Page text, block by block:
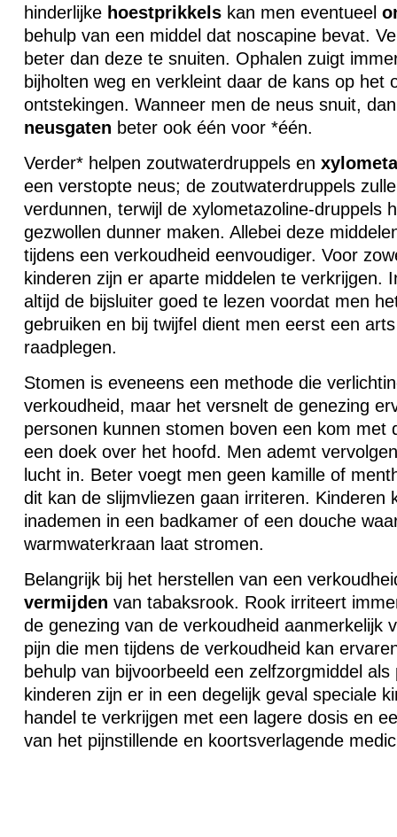
hinderlijke hoestprikkelskan men eventueel
behulp van een middel dat noscapine bevat.
beter dan deze te snuiten. Ophalen zuigt
bijholten weg en verkleint daar de kans op het
ontstekingen. Wanneer men de neus snuit,
neusgaten beter ook één voor *één.
Verder* helpen zoutwaterdruppels en
een verstopte neus; de zoutwaterdruppels
verdunnen, terwijl de xylometazoline-druppels
gezwollen dunner maken. Allebei deze
tijdens een verkoudheid eenvoudiger. Voor
kinderen zijn er aparte middelen te verkrijgen.
altijd de bijsluiter goed te lezen voordat men
gebruiken en bij twijfel dient men eerst een
raadplegen.
Stomen is eveneens een methode die
verkoudheid, maar het versnelt de genezing
personen kunnen stomen boven een kom met
een doek over het hoofd. Men ademt
lucht in. Beter voegt men geen kamille of
dit kan de slijmvliezen gaan irriteren. Kinderen
inademen in een badkamer of een douche
warmwaterkraan laat stromen.
Belangrijk bij het herstellen van een
vermijden van tabaksrook. Rook irriteert
de genezing van de verkoudheid aanmerkelijk
pijn die men tijdens de verkoudheid kan
behulp van bijvoorbeeld een zelfzorgmiddel
kinderen zijn er in een degelijk geval speciale
handel te verkrijgen met een lagere dosis en
van het pijnstillende en koortsverlagende